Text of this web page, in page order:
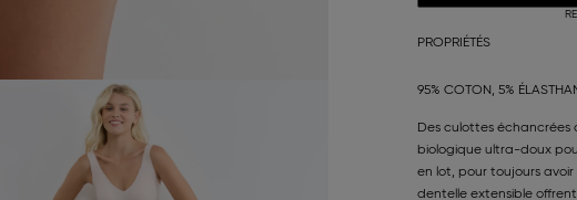
PROPRIÉTÉS
95% COTON, 5%
Des culottes
biologique ultra-doux
en lot, pour toujours
dentelle extensible